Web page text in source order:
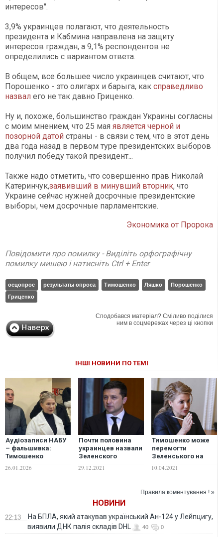
интересов".
3,9% украинцев полагают, что деятельность
президента и Кабмина направлена на защиту
интересов граждан, а 9,1% респондентов не
определились с вариантом ответа.
В общем, все большее число украинцев считают, что
Порошенко - это олигарх и барыга, как справедливо
назвал его не так давно Гриценко.
Ну и, похоже, большинство граждан Украины согласны
с моим мнением, что 25 мая является черной и
позорной датой страны - в связи с тем, что в этот день
два года назад в первом туре президентских выборов
получил победу такой президент...
Также надо отметить, что совершенно прав Николай
Катеринчук,заявивший в минувший вторник, что
Украине сейчас нужней досрочные президентские
выборы, чем досрочные парламентские.
Экономика от Пророка
Повідомити про помилку - Виділіть орфографічну
помилку мишею і натисніть Ctrl + Enter
осцопрос результаты опроса Тимошенко Ляшко
Порошенко
Гриценко
Сподобався матеріал? Сміливо поділися
ним в соцмережах через ці кнопки
ІНШІ НОВИНИ ПО ТЕМІ
Аудіозаписи НАБУ
– фальшивка:
Тимошенко
результати
26.01.2026
Почти половина
украинцев назвали
Зеленского
года: результаты
29.12.2021
Тимошенко може
перемогти
Зеленського на
результати
10.04.2021
Правила коментування ! »
НОВИНИ
22:13
На БПЛА, який атакував український Ан-124 у Лейпцигу,
виявили ДНК палія складів DHL
40 0